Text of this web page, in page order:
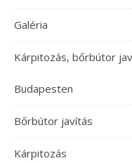
Galéria
Kárpitozás, bőrbútor
Budapesten
Bőrbútor javítás
Kárpitozás